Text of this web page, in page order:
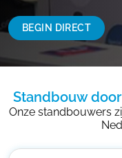
BEGIN DIRECT
Standbouw
Onze standbouwers